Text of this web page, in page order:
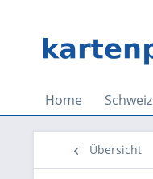
Home Schweiz
Übersicht